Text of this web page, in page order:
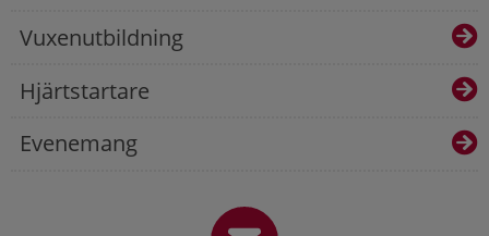
Vuxenutbildning
Hjärtstartare
Evenemang